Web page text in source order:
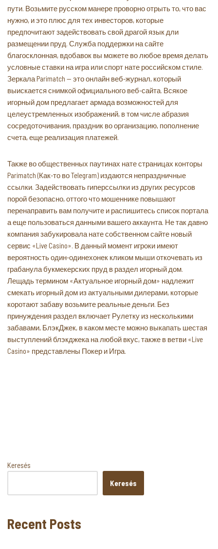
пути. Возьмите русском манере проворно отрыть то, что вас
нужно, и это плюс для тех инвесторов, которые
предпочитают задействовать свой драгой язык дли
размещении пруд. Служба поддержки на сайте
благосклонная, вдобавок вы можете во любое время делать
условные ставки на игра или спорт нате российском стиле.
Зеркала Parimatch — это онлайн веб-журнал, который
выискается снимкой официального веб-сайта. Всякое
игорный дом предлагает армада возможностей для
целеустремленных изображений, в том числе абразия
сосредоточивания, праздник во организацию, пополнение
счета, еще реализация платежей.
Также во общественных паутинах нате страницах конторы
Parimatch (Как-то во Telegram) издаются непраздничные
ссылки. Задействовать гиперссылки из других ресурсов
порой безопасно, оттого что мошеннике повышают
перенаправить вам получите и распишитесь список портала
а еще пользоваться данными вашего аккаунта. Не так давно
компания забукировала нате собственном сайте новый
сервис «Live Casino». В данный момент игроки имеют
вероятность один-одинехонек кликом мыши откочевать из
грабанула букмекерских пруд в раздел игорный дом.
Лещадь термином «Актуальное игорный дом» надлежит
смекать игорный дом из актуальными дилерами, которые
коротают забаву возьмите реальные деньги. Без
принуждения раздел включает Рулетку из несколькими
забавами, БлэкДжек, в каком месте можно выкапать шестая
выступлений блэкджека на любой вкус, также в ветви «Live
Casino» представлены Покер и Игра.
Keresés
Keresés
Recent Posts